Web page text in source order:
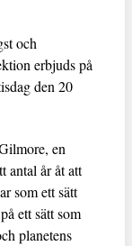
och
erbjuds på
den 20
en
antal år åt att
som ett sätt
ett sätt som
planetens